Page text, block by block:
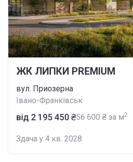
ЖК ЛИПКИ PREMIUM
вул. Приозерна
Івано-Франківськ
від ‍2 195 450 ₴‍56 600 ₴ за м2
Здача у 4 кв. 2028